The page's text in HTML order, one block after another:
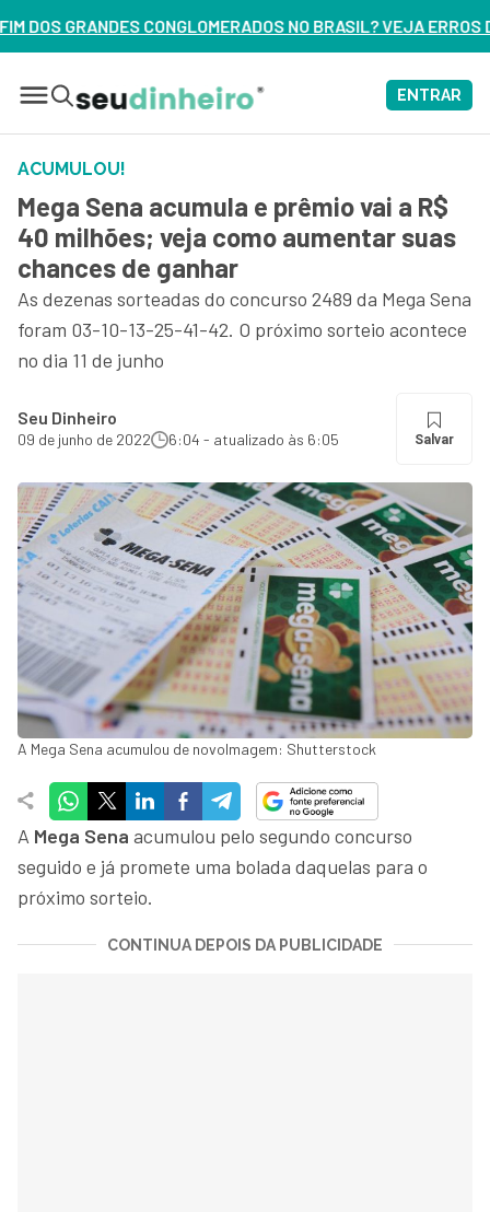
NO BRASIL? VEJA ERROS DE 3 DELES – ASSISTA
ENTRAR
ACUMULOU!
Mega Sena acumula e prêmio vai a R$
40 milhões; veja como aumentar suas
chances de ganhar
As dezenas sorteadas do concurso 2489 da Mega Sena
foram 03-10-13-25-41-42. O próximo sorteio acontece
no dia 11 de junho
Seu Dinheiro
09 de junho de 2022 6:04 - atualizado às 6:05 Salvar
A Mega Sena acumulou de novoImagem: Shutterstock
A Mega Sena acumulou pelo segundo concurso
seguido e já promete uma bolada daquelas para o
próximo sorteio.
CONTINUA DEPOIS DA PUBLICIDADE